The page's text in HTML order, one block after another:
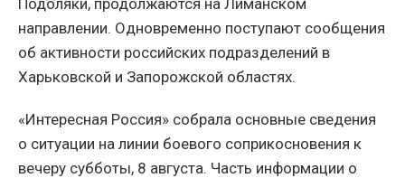
направлении. Одновременно поступают сообщения
об активности российских подразделений в
Харьковской и Запорожской областях.
«Интересная Россия» собрала основные сведения
о ситуации на линии боевого соприкосновения к
вечеру субботы, 8 августа. Часть информации о